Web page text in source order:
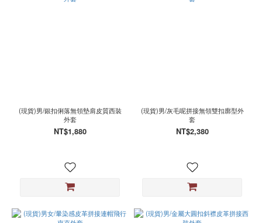
(現貨)男/銀扣俐落無領墊肩皮質西裝
外套
NT$1,880
(現貨)男/灰毛呢拼接無領雙扣廓型外
套
NT$2,380